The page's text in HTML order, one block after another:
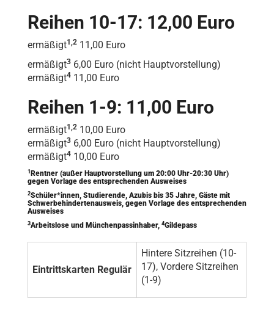
Reihen 10-17: 12,00 Euro
ermäßigt1,2 11,00 Euro
ermäßigt3 6,00 Euro (nicht Hauptvorstellung)
ermäßigt4 11,00 Euro
Reihen 1-9: 11,00 Euro
ermäßigt1,2 10,00 Euro
ermäßigt3 6,00 Euro (nicht Hauptvorstellung)
ermäßigt4 10,00 Euro
1 Rentner (außer Hauptvorstellung um 20:00 Uhr-20:30 Uhr)
gegen Vorlage des entsprechenden Ausweises
2Schüler*innen, Studierende, Azubis bis 35 Jahre, Gäste mit
Schwerbehindertenausweis, gegen Vorlage des entsprechenden
Ausweises
3Arbeitslose und Münchenpassinhaber, 4Gildepass
Eintrittskarten Regulär
Hintere Sitzreihen (10-
17), Vordere Sitzreihen
(1-9)